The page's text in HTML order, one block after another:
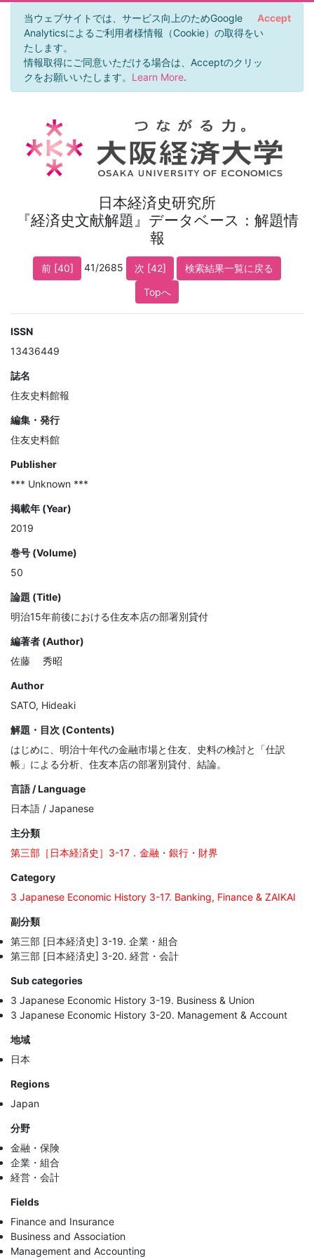
当ウェブサイトでは、サービス向上のためGoogle
Analyticsによるご利用者様情報（Cookie）の取得をい
たします。
情報取得にご同意いただける場合は、Acceptのクリッ
クをお願いいたします。 Learn More.
Accept
日本経済史研究所
『経済史文献解題』データベース：解題情
報
前 [40] 41/2685 次 [42]
検索結果一覧に戻る
Topへ
ISSN
13436449
誌名
住友史料館報
編集・発行
住友史料館
Publisher
*** Unknown ***
掲載年 (Year)
2019
巻号 (Volume)
50
論題 (Title)
明治15年前後における住友本店の部署別貸付
編著者 (Author)
佐藤 秀昭
Author
SATO, Hideaki
解題・目次 (Contents)
はじめに、明治十年代の金融市場と住友、史料の検討と「仕訳
帳」による分析、住友本店の部署別貸付、結論。
言語 / Language
日本語 / Japanese
主分類
第三部［日本経済史］3-17．金融・銀行・財界
Category
3 Japanese Economic History 3-17. Banking, Finance & ZAIKAI
副分類
第三部 [日本経済史] 3-19. 企業・組合
第三部 [日本経済史] 3-20. 経営・会計
Sub categories
3 Japanese Economic History 3-19. Business & Union
3 Japanese Economic History 3-20. Management & Account
地域
日本
Regions
Japan
分野
金融・保険
企業・組合
経営・会計
Fields
Finance and Insurance
Business and Association
Management and Accounting